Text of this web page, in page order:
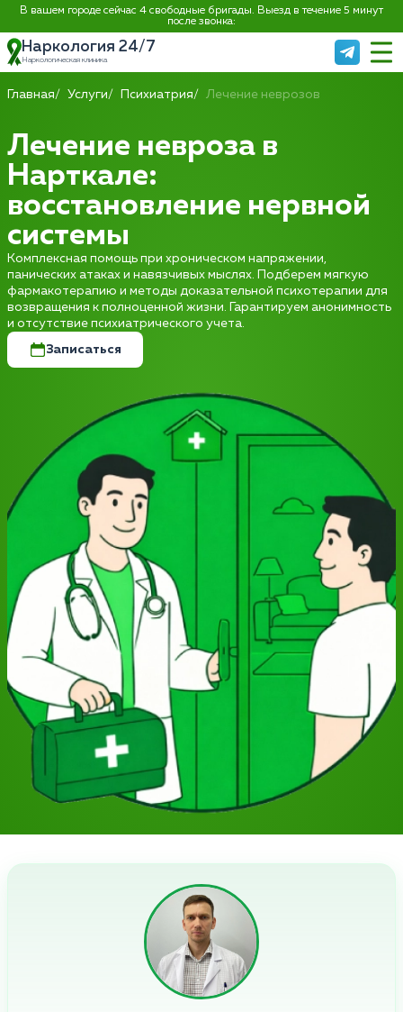
В вашем городе сейчас 4 свободные бригады. Выезд в течение 5 минут
после звонка:
Наркология 24/7
Наркологическая клиника
Главная Услуги Психиатрия Лечение неврозов
Лечение невроза в
Нарткале:
восстановление нервной
системы
Комплексная помощь при хроническом напряжении,
панических атаках и навязчивых мыслях. Подберем мягкую
фармакотерапию и методы доказательной психотерапии для
возвращения к полноценной жизни. Гарантируем анонимность
и отсутствие психиатрического учета.
Записаться